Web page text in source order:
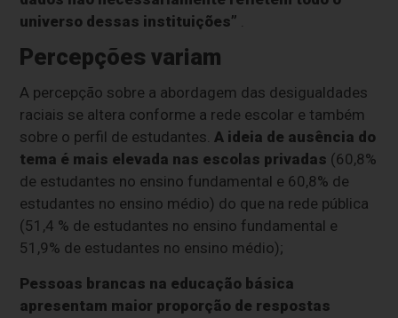
universo dessas instituições” .
Percepções variam
A percepção sobre a abordagem das desigualdades
raciais se altera conforme a rede escolar e também
sobre o perfil de estudantes.A ideia de ausência do
tema é mais elevada nas escolas privadas (60,8%
de estudantes no ensino fundamental e 60,8% de
estudantes no ensino médio) do que na rede pública
(51,4 % de estudantes no ensino fundamental e
51,9% de estudantes no ensino médio);
Pessoas brancas na educação básica
apresentam maior proporção de respostas